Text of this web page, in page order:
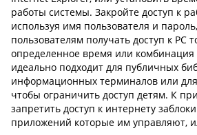
работы системы. Закройте доступ к
используя имя пользователя и
пользователям получать доступ к PC
определенное время или
идеально подходит для публичных
информационных терминалов или
чтобы ограничить доступ детям. К
запретить доступ к интернету
приложений которые им управляют,